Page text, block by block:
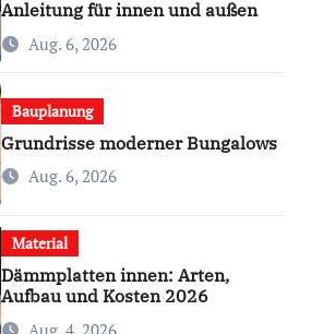
Anleitung für innen und außen
Aug. 6, 2026
Bauplanung
Grundrisse moderner Bungalows
Aug. 6, 2026
Material
Dämmplatten innen: Arten,
Aufbau und Kosten 2026
Aug. 4, 2026